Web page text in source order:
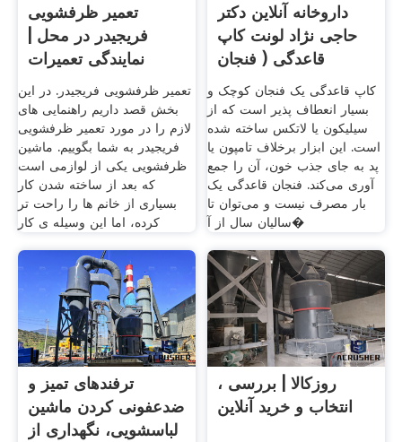
تعمیر ظرفشویی
فریجیدر در محل |
نمایندگی تعمیرات
ماشین
تعمیر ظرفشویی فریجیدر. در این
بخش قصد داریم راهنمایی های
لازم را در مورد تعمیر ظرفشویی
فریجیدر به شما بگوییم. ماشین
ظرفشویی یکی از لوازمی است
که بعد از ساخته شدن کار
بسیاری از خانم ها را راحت تر
کرده، اما این وسیله ی کار
داروخانه آنلاین دكتر
حاجی نژاد لونت کاپ
قاعدگی ( فنجان
کاپ قاعدگی یک فنجان کوچک و
بسیار انعطاف پذیر است که از
سیلیکون یا لاتکس ساخته شده
است. این ابزار برخلاف تامپون یا
پد به جای جذب خون، آن را جمع
آوری‌‌ می‌کند. فنجان قاعدگی یک
بار مصرف نیست و‌‌ می‌توان تا
سالیان سال از آ�
ترفندهای تمیز و
ضدعفونی کردن ماشین
لباسشویی، نگهداری از
روزکالا | بررسی ،
انتخاب و خرید آنلاین